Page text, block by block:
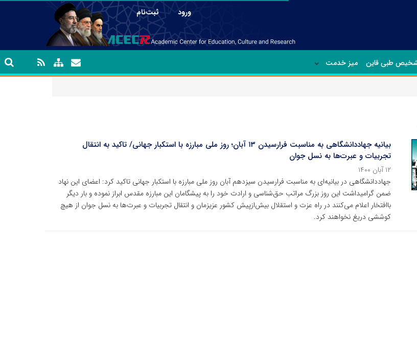
ورود | ثبت‌نام
طبی قاین میز خدمت
بیانیه جهاددانشگاهی به مناسبت فرارسیدن ۱۳ آبان؛ روز ملی مبارزه با استکبار جهانی/ تاکید به انتقال
تجربیات و عبرت‌ها به نسل جوان
۱۲ آبان ۱۴۰۰
جهاددانشگاهی در بیانیه‌ای به مناسبت فرارسیدن سیزدهم آبان روز ملی مبارزه با استکبار جهانی تاکید کرد: اعضای این نهاد
ضمن گرامیداشت این روز بزرگ مراتب حق‌شناسی و ارادت خود را به پیشگامان این مبارزه مقدس ابراز نموده و بار دیگر
باافتخار اعلام می‌کنند در راه عزت و استقلال بیش‌ازپیش کشور عزیزمان و انتقال تجربیات و عبرت‌ها به نسل جوان از هیچ
کوششی دریغ نخواهند کرد.